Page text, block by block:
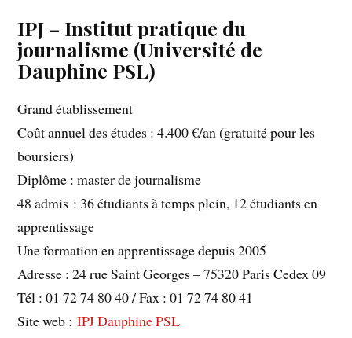
IPJ – Institut pratique du
journalisme (Université de
Dauphine PSL)
Grand établissement
Coût annuel des études : 4.400 €/an (gratuité pour les
boursiers)
Diplôme : master de journalisme
48 admis : 36 étudiants à temps plein, 12 étudiants en
apprentissage
Une formation en apprentissage depuis 2005
Adresse : 24 rue Saint Georges – 75320 Paris Cedex 09
Tél : 01 72 74 80 40 / Fax : 01 72 74 80 41
Site web :IPJ Dauphine PSL